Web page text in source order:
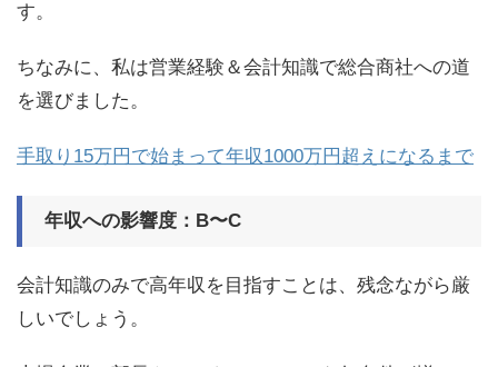
す。
ちなみに、私は営業経験＆会計知識で総合商社への道
を選びました。
手取り15万円で始まって年収1000万円超えになるまで
年収への影響度：B〜C
会計知識のみで高年収を目指すことは、残念ながら厳
しいでしょう。